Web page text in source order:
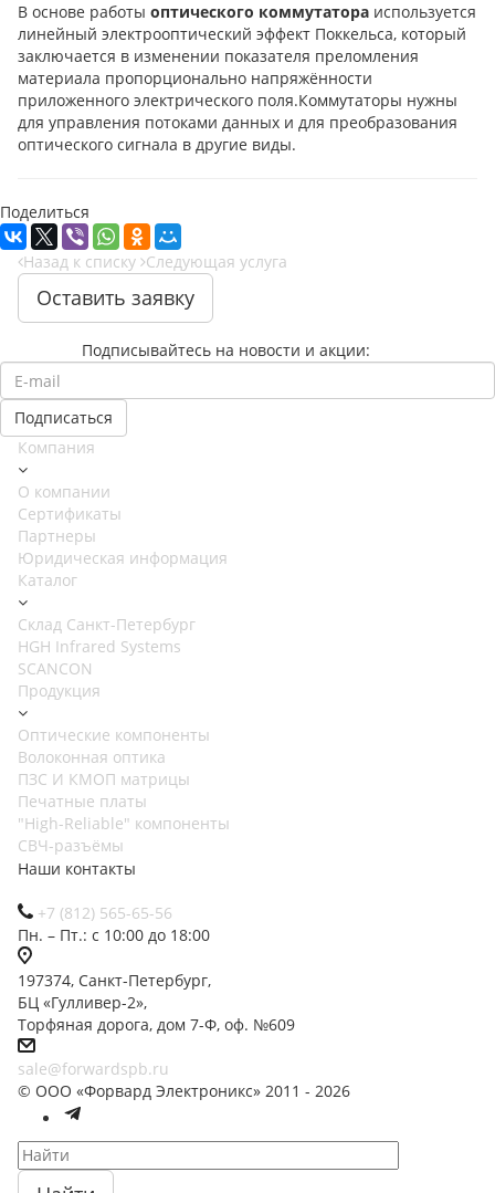
В основе работы оптического коммутатора используется
линейный электрооптический эффект Поккельса, который
заключается в изменении показателя преломления
материала пропорционально напряжённости
приложенного электрического поля.Коммутаторы нужны
для управления потоками данных и для преобразования
оптического сигнала в другие виды.
Поделиться
Назад к списку Следующая услуга
Оставить заявку
Подписывайтесь на новости и акции:
Компания
О компании
Сертификаты
Партнеры
Юридическая информация
Каталог
Cклад Санкт-Петербург
HGH Infrared Systems
SCANCON
Продукция
Оптические компоненты
Волоконная оптика
ПЗС И КМОП матрицы
Печатные платы
"High-Reliable" компоненты
СВЧ-разъёмы
Наши контакты
+7 (812) 565-65-56
Пн. – Пт.: с 10:00 до 18:00
197374, Санкт-Петербург,
БЦ «Гулливер-2»,
Торфяная дорога, дом 7-Ф, оф. №609
sale@forwardspb.ru
© ООО «Форвард Электроникс» 2011 - 2026